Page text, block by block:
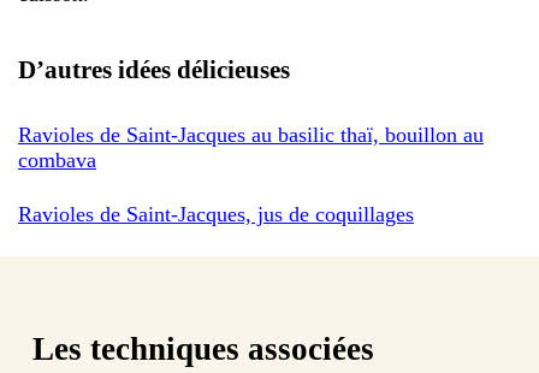
D’autres idées délicieuses
Ravioles de Saint-Jacques au basilic thaï, bouillon au
combava
Ravioles de Saint-Jacques, jus de coquillages
Les techniques associées